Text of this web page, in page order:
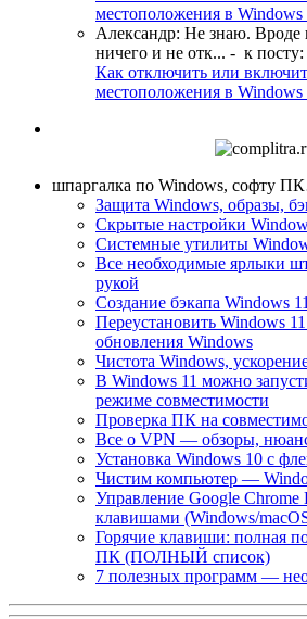
местоположения в Windows
Александр: Не знаю. Вроде
ничего и не отк... - к посту:
Как отключить или
местоположения в Windows
шпаргалка по Windows, софту
Защита Windows, образы,
Скрытые настройки
Системные утилиты
Все необходимые ярлыки
рукой
Создание бэкапа Windows
Переустановить Windows
обновления Windows
Чистота Windows,
В Windows 11 можно
режиме совместимости
Проверка ПК на
Все о VPN — обзоры,
Установка Windows 10 с
Чистим компьютер —
Управление Google
клавишами (Windows/
Горячие клавиши: полная
ПК (ПОЛНЫЙ список)
7 полезных программ —